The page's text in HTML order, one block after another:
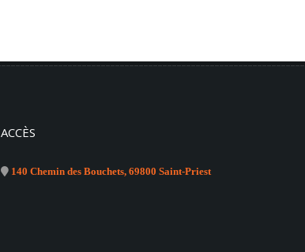
ACCÈS
140 Chemin des Bouchets, 69800 Saint-Priest